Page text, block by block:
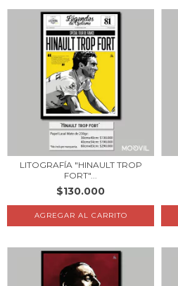
LITOGRAFÍA "HINAULT TROP
FORT"...
$130.000
AGREGAR AL CARRITO